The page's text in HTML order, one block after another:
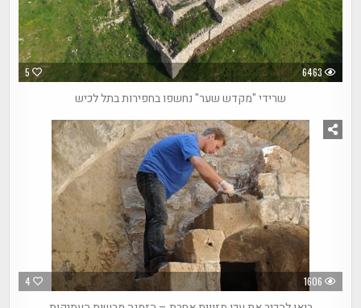
5 6463
שרידי "מקדש שער" נחשפו בחפירות בתל לכיש
4 1606